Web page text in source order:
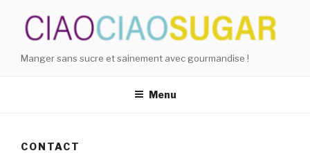
contenu
principal
Manger sans sucre et sainement avec gourmandise !
Menu
CONTACT